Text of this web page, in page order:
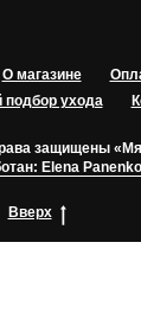
О магазине
ухода
защищены
Elena
Вверх